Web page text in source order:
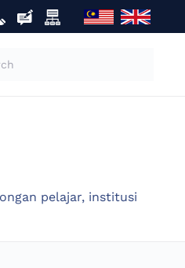
pelajar, institusi